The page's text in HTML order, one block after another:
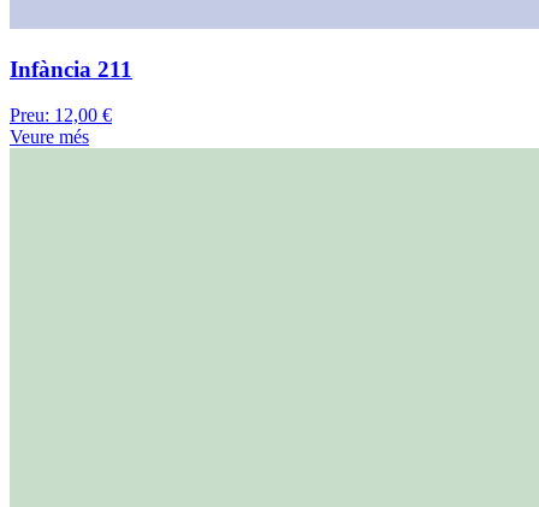
Infància 211
Preu: 12,00 €
Veure més